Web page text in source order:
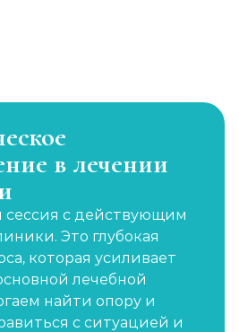
в лечении
сессия с действующим
Это глубокая
которая усиливает
лечебной
найти опору и
с ситуацией и